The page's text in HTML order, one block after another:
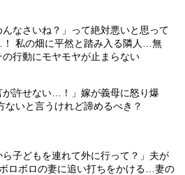
んなさいね？」って絶対悪いと思って
私の畑に平然と踏み入る隣人…無
の行動にモヤモヤが止まらない
が許せない…！」嫁が義母に怒り爆
ないと言うけれど諦めるべき？
ら子どもを連れて外に行って？」夫が
ロボロの妻に追い打ちをかける…妻の